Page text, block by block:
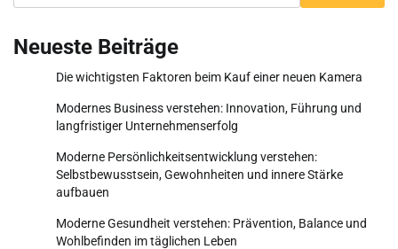
Neueste Beiträge
Die wichtigsten Faktoren beim Kauf einer neuen Kamera
Modernes Business verstehen: Innovation, Führung und
langfristiger Unternehmenserfolg
Moderne Persönlichkeitsentwicklung verstehen:
Selbstbewusstsein, Gewohnheiten und innere Stärke
aufbauen
Moderne Gesundheit verstehen: Prävention, Balance und
Wohlbefinden im täglichen Leben